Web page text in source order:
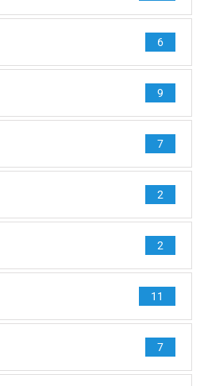
6
9
7
2
2
11
7